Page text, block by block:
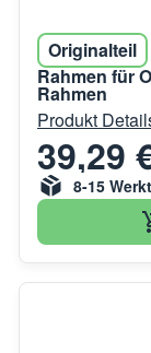
Originalteil
Rahmen für
Rahmen
Produkt
39,29
8-15